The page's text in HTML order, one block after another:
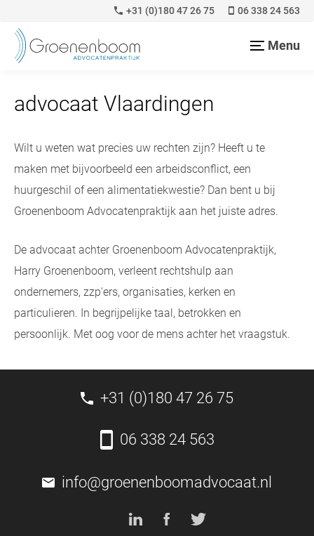
+31 (0)180 47 26 75 06 338 24 563
Menu
advocaat Vlaardingen
Wilt u weten wat precies uw rechten zijn? Heeft u te
maken met bijvoorbeeld een arbeidsconflict, een
huurgeschil of een alimentatiekwestie? Dan bent u bij
Groenenboom Advocatenpraktijk aan het juiste adres.
De advocaat achter Groenenboom Advocatenpraktijk,
Harry Groenenboom, verleent rechtshulp aan
ondernemers, zzp'ers, organisaties, kerken en
particulieren. In begrijpelijke taal, betrokken en
persoonlijk. Met oog voor de mens achter het vraagstuk.
+31 (0)180 47 26 75
06 338 24 563
info@groenenboomadvocaat.nl